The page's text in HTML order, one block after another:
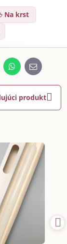
Na krst
WhatsApp
E-
mail
produkt